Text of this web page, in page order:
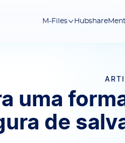
M-Files Hubshare
uma
de